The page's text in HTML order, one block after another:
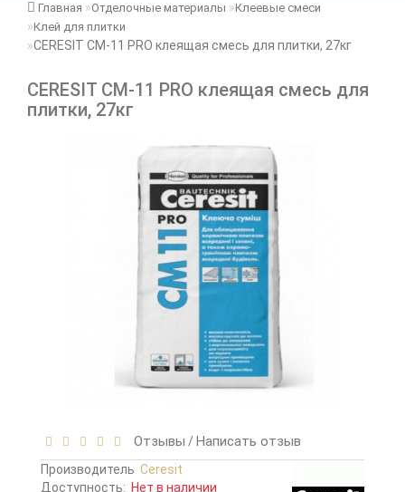
Главная Отделочные материалы
Клеевые смеси
Клей для плитки
CERESIT CM-11 PRO клеящая смесь для плитки, 27кг
CERESIT CM-11 PRO клеящая смесь для
плитки, 27кг
Отзывы /Написать отзыв
Производитель Ceresit
Доступность: Нет в наличии